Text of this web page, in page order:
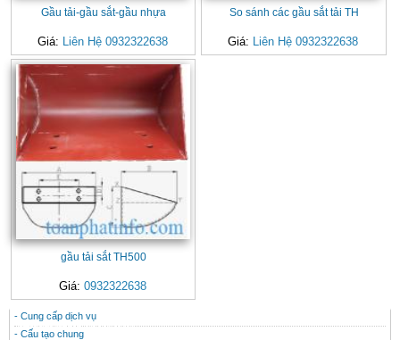
Gầu tải-gầu sắt-gầu nhựa
Giá: Liên Hệ 0932322638
So sánh các gầu sắt tải TH
Giá: Liên Hệ 0932322638
gầu tải sắt TH500
Giá: 0932322638
CONTACT
THÔNG TIN HỮU ÍCH
- Cung cấp dịch vụ
- Cấu tạo chung